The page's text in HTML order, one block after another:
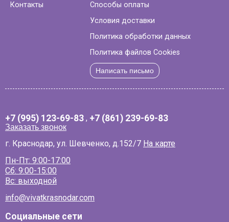
Контакты
Способы оплаты
Условия доставки
Политика обработки данных
Политика файлов Cookies
Написать письмо
+7 (995) 123-69-83 , +7 (861) 239-69-83
Заказать звонок
г. Краснодар, ул. Шевченко, д.152/7 На карте
Пн-Пт: 9:00-17:00
Сб: 9:00-15:00
Вс: выходной
info@vivatkrasnodar.com
Социальные сети